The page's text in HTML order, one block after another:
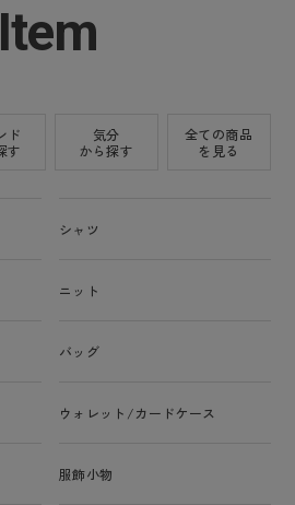
ド
す
気分
から探す
全ての商品
を見る
シャツ
ニット
バッグ
ウォレット/カードケース
服飾小物